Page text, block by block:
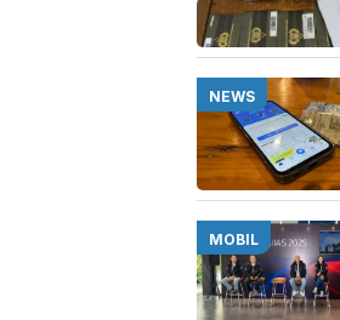
NEWS
MOBIL